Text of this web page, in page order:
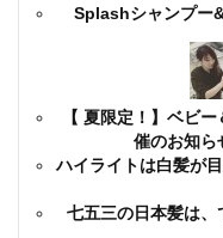
Splashシャンプー
【 夏限定！】ベビ
催のお知ら
ハイライトは白髪が
七五三の日本髪は